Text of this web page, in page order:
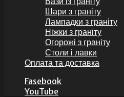
Шари з граніту
Лампадки з граніту
Ніжки з граніту
Огорожі з граніту
Столи і лавки
Оплата та доставка
Fasebook
YouTube